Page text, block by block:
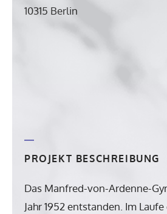
10315 Berlin
PROJEKT BESCHREIBUNG
Das Manfred-von-Ardenne-
Jahr 1952 entstanden. Im